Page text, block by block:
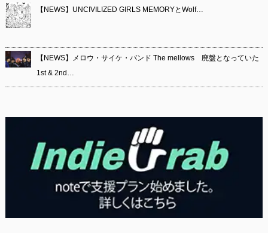
【NEWS】UNCIVILIZED GIRLS MEMORYとWolf…
【NEWS】メロウ・サイケ・バンド The mellows 廃盤となっていた
1st & 2nd…